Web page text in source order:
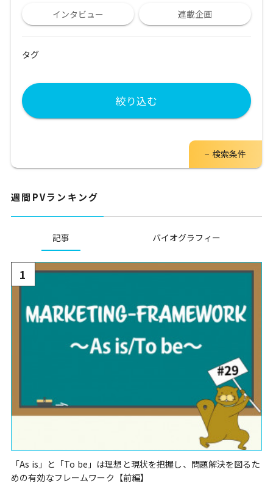
週間PVランキング
記事 バイオグラフィー
1
「As is」と「To be」は理想と現状を把握し、問題解決を図るた
めの有効なフレームワーク【前編】
インタビュー 連載企画
タグ
絞り込む
検索条件